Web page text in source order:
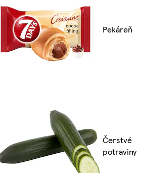
Pekáreň
Čerstvé
potraviny